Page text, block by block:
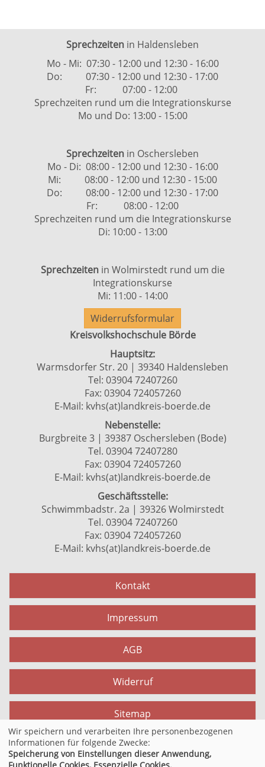
Sprechzeiten in Haldensleben
Mo - Mi: 07:30 - 12:00 und 12:30 - 16:00
Do: 07:30 - 12:00 und 12:30 - 17:00
Fr: 07:00 - 12:00
Sprechzeiten rund um die Integrationskurse
Mo und Do: 13:00 - 15:00
Sprechzeiten in Oschersleben
Mo - Di: 08:00 - 12:00 und 12:30 - 16:00
Mi: 08:00 - 12:00 und 12:30 - 15:00
Do: 08:00 - 12:00 und 12:30 - 17:00
Fr: 08:00 - 12:00
Sprechzeiten rund um die Integrationskurse
Di: 10:00 - 13:00
Sprechzeiten in Wolmirstedt rund um die
Integrationskurse
Mi: 11:00 - 14:00
Widerrufsformular
Kreisvolkshochschule Börde
Hauptsitz:
Warmsdorfer Str. 20 | 39340 Haldensleben
Tel: 03904 72407260
Fax: 03904 724057260
E-Mail: kvhs(at)landkreis-boerde.de
Nebenstelle:
Burgbreite 3 | 39387 Oschersleben (Bode)
Tel. 03904 72407280
Fax: 03904 724057260
E-Mail: kvhs(at)landkreis-boerde.de
Geschäftsstelle:
Schwimmbadstr. 2a | 39326 Wolmirstedt
Tel. 03904 72407260
Fax: 03904 724057260
E-Mail: kvhs(at)landkreis-boerde.de
Kontakt
Impressum
AGB
Widerruf
Sitemap
Datenschutzerklärung
Wir speichern und verarbeiten Ihre personenbezogenen
Informationen für folgende Zwecke:
Speicherung von Einstellungen dieser Anwendung,